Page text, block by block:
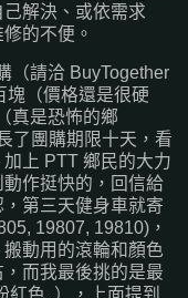
解決、或依需求
的不便。
（請洽 BuyTogether
塊（價格還是很硬
真是恐怖的鄉
了團購期限十天，看
上 PTT 鄉民的大力
作挺快的，回信給
第三天健身車就寄
19807, 19810)，
動用的滾輪和顏色
而我最後挑的是最